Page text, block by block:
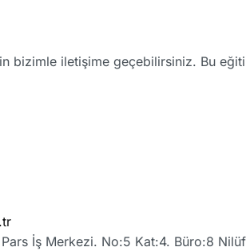
bizimle iletişime geçebilirsiniz. Bu
İş Merkezi. No:5 Kat:4. Büro:8